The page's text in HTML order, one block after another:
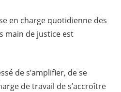
en charge quotidienne des
main de justice est
de s’amplifier, de se
de travail de s’accroître